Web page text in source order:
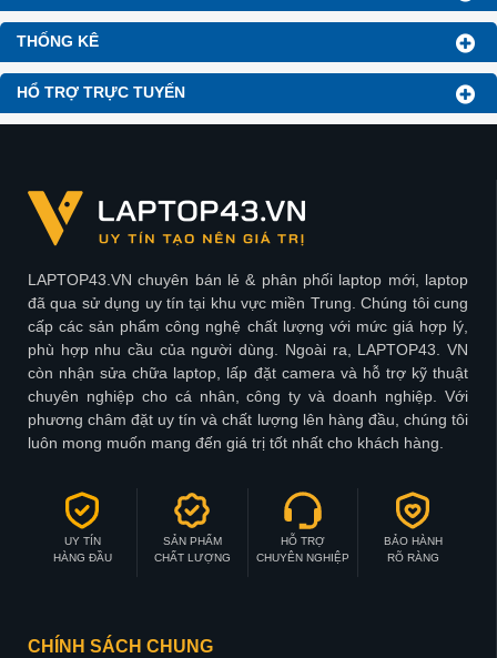
THỐNG KÊ
HỔ TRỢ TRỰC TUYẾN
LAPTOP43.VN chuyên bán lẻ & phân phối laptop mới, laptop
đã qua sử dụng uy tín tại khu vực miền Trung. Chúng tôi cung
cấp các sản phẩm công nghệ chất lượng với mức giá hợp lý,
phù hợp nhu cầu của người dùng. Ngoài ra, LAPTOP43. VN
còn nhận sửa chữa laptop, lấp đặt camera và hỗ trợ kỹ thuật
chuyên nghiệp cho cá nhân, công ty và doanh nghiệp. Với
phương châm đặt uy tín và chất lượng lên hàng đầu, chúng tôi
luôn mong muốn mang đến giá trị tốt nhất cho khách hàng.
UY TÍN
HÀNG ĐẦU
SẢN PHẨM
CHẤT LƯỢNG
HỖ TRỢ
CHUYÊN NGHIỆP
BẢO HÀNH
RÕ RÀNG
CHÍNH SÁCH CHUNG